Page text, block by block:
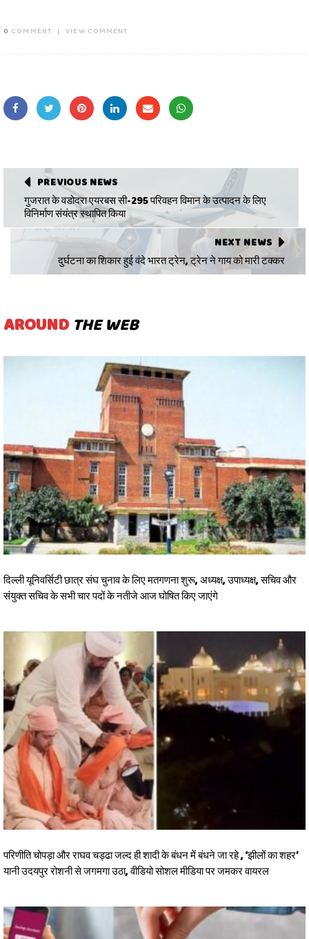
0 COMMENT | VIEW COMMENT
PREVIOUS NEWS
गुजरात के वडोदरा एयरबस सी-295 परिवहन विमान के उत्पादन के लिए
विनिर्माण संयंत्र स्थापित किया
NEXT NEWS
दुर्घटना का शिकार हुई वंदे भारत ट्रेन, ट्रेन ने गाय को मारी टक्कर
AROUND THE WEB
दिल्ली यूनिवर्सिटी छात्र संघ चुनाव के लिए मतगणना शुरू, अध्यक्ष, उपाध्यक्ष, सचिव और
संयुक्त सचिव के सभी चार पदों के नतीजे आज घोषित किए जाएंगे
परिणीति चोपड़ा और राघव चड्ढा जल्द ही शादी के बंधन में बंधने जा रहे , ‘झीलों का शहर’
यानी उदयपुर रोशनी से जगमगा उठा, वीडियो सोशल मीडिया पर जमकर वायरल